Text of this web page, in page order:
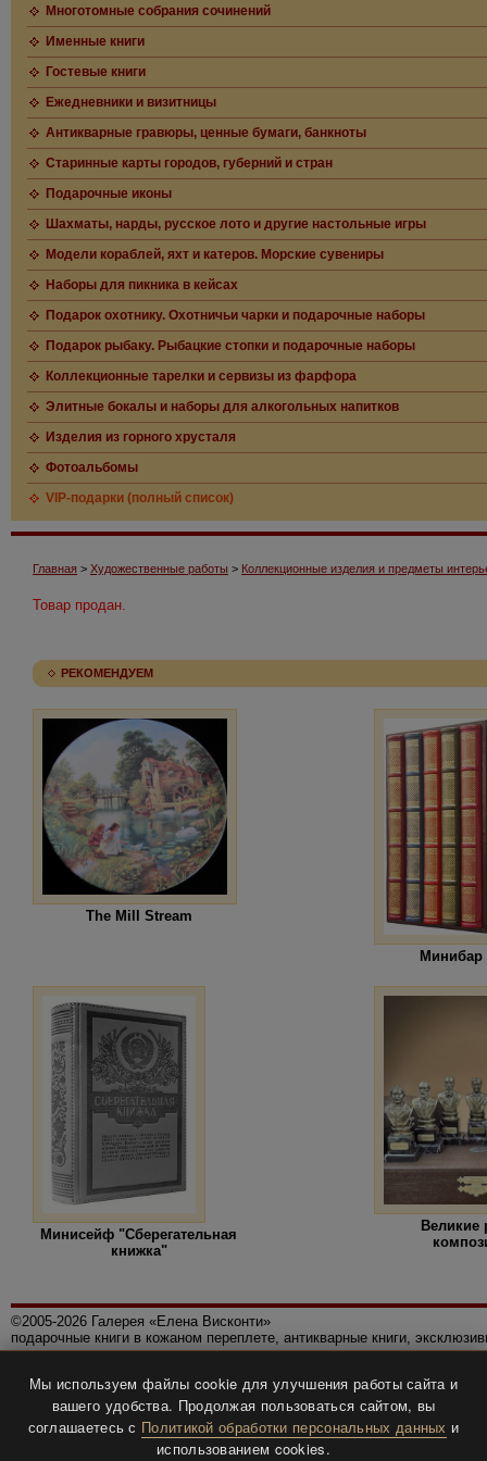
Многотомные собрания сочинений
Именные книги
Гостевые книги
Ежедневники и визитницы
Антикварные гравюры, ценные бумаги, банкноты
Старинные карты городов, губерний и стран
Подарочные иконы
Шахматы, нарды, русское лото и другие настольные игры
Модели кораблей, яхт и катеров. Морские сувениры
Наборы для пикника в кейсах
Подарок охотнику. Охотничьи чарки и подарочные наборы
Подарок рыбаку. Рыбацкие стопки и подарочные наборы
Коллекционные тарелки и сервизы из фарфора
Элитные бокалы и наборы для алкогольных напитков
Изделия из горного хрусталя
Фотоальбомы
VIP-подарки (полный список)
Главная > Художественные работы > Коллекционные изделия и предметы
Товар продан.
РЕКОМЕНДУЕМ
The Mill Stream
Минибар
Минисейф "Сберегательная
книжка"
Великие
©2005-2026 Галерея «Елена Висконти»
подарочные книги в кожаном переплете, антикварные книги,
Политика конфиденциальности
Все права защищены.
Разработка и дизайнBTV-info.
Мы используем файлы cookie для улучшения работы сайта и
вашего удобства. Продолжая пользоваться сайтом, вы
соглашаетесь с Политикой обработки персональных данных и
использованием cookies.